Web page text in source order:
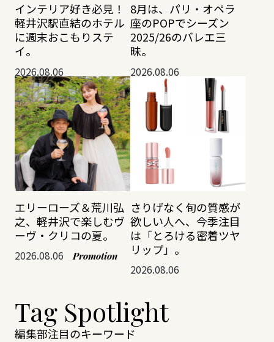
インテリア好き必見！
軽井沢駅直結のホテル
に週末おこもりステ
イ。
2026.08.06
8月は、パリ・オペラ
座のPOPでシーズン
2025/26のバレエ三
昧。
2026.08.06
エリーローズ＆荒川弘
之、軽井沢で楽しむヴ
ーヴ・クリコの夏。
2026.08.06 Promotion
さりげなく旬の質感が
欲しい人へ、今季注目
は「とろける密着ツヤ
リップ」。
2026.08.06
Tag Spotlight
編集部注目のキーワード